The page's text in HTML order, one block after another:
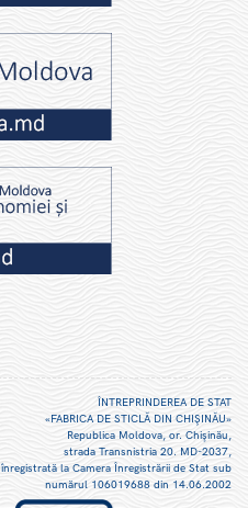
ÎNTREPRINDEREA DE STAT
«FABRICA DE STICLĂ DIN CHIŞINĂU»
Republica Moldova, or. Chişinău,
strada Transnistria 20. MD-2037,
înregistrată la Camera Înregistrării de Stat sub
numărul 106019688 din 14.06.2002